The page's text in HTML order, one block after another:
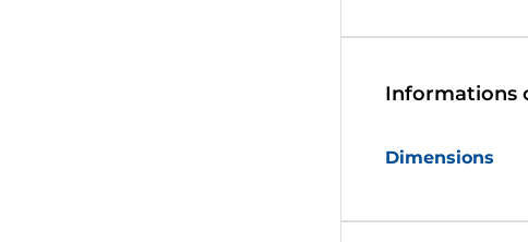
Informations
Dimensions